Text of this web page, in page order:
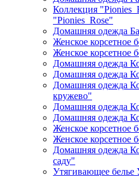
Коллекция
"Pionies_Rose"
Домашняя одежда
Женское корсетное
Женское корсетное
Домашняя одежда
Домашняя одежда
Домашняя одежда
кружево"
Домашняя одежда
Домашняя одежда
Женское корсетное
Женское корсетное
Домашняя одежда
саду"
Утягивающее белье